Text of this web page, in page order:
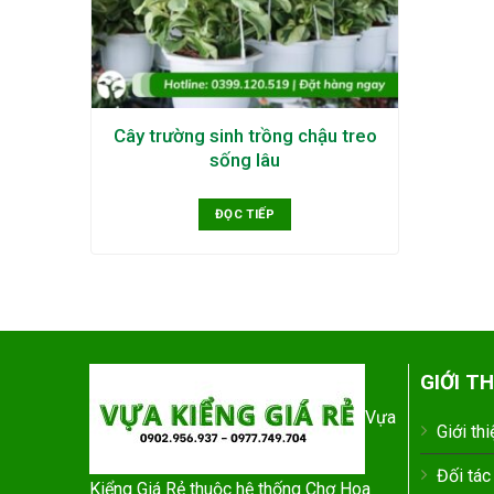
Cây trường sinh trồng chậu treo
sống lâu
ĐỌC TIẾP
Vựa
Kiểng Giá Rẻ thuộc hệ thống Chợ Hoa
GIỚI
Giới
Đối tác